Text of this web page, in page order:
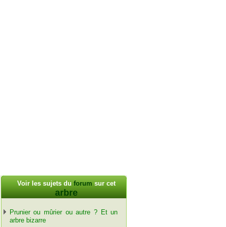
Voir les sujets du forum sur cet
arbre
Prunier ou mûrier ou autre ? Et un
arbre bizarre